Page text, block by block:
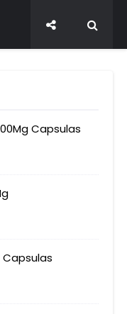
Capsulas